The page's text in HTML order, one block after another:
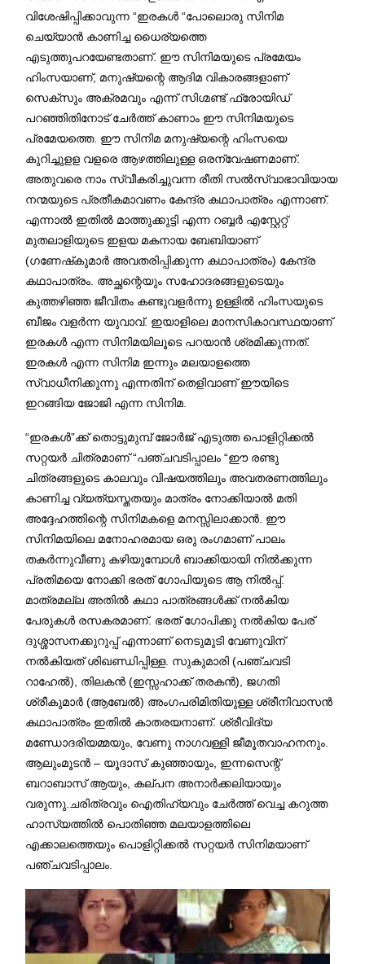
വിശേഷിപ്പിക്കാവുന്ന “ഇരകൾ “പോലൊരു സിനിമ
ചെയ്യാൻ കാണിച്ച ധൈര്യത്തെ
എടുത്തുപറയേണ്ടതാണ്. ഈ സിനിമയുടെ പ്രമേയം
ഹിംസയാണ്, മനുഷ്യന്റെ ആദിമ വികാരങ്ങളാണ്
സെക്സും അക്രമവും എന്ന് സിഗ്മണ്ട് ഫ്രോയിഡ്
പറഞ്ഞിതിനോട് ചേർത്ത് കാണാം ഈ സിനിമയുടെ
പ്രമേയത്തെ. ഈ സിനിമ മനുഷ്യന്റെ ഹിംസയെ
കുറിച്ചുളള വളരെ ആഴത്തിലുള്ള ഒരന്വേഷണമാണ്.
അതുവരെ നാം സ്വീകരിച്ചുവന്ന രീതി സൽസ്വാഭാവിയായ
നന്മയുടെ പ്രതീകമാവണം കേന്ദ്ര കഥാപാത്രം എന്നാണ്.
എന്നാൽ ഇതിൽ മാത്തുക്കുട്ടി എന്ന റബ്ബർ എസ്റ്റേറ്റ്
മുതലാളിയുടെ ഇളയ മകനായ ബേബിയാണ്
(ഗണേഷ്‌കുമാർ അവതരിപ്പിക്കുന്ന കഥാപാത്രം) കേന്ദ്ര
കഥാപാത്രം. അച്ഛന്റെയും സഹോദരങ്ങളുടെയും
കുത്തഴിഞ്ഞ ജീവിതം കണ്ടുവളർന്നു ഉള്ളിൽ ഹിംസയുടെ
ബീജം വളർന്ന യുവാവ്. ഇയാളിലെ മാനസികാവസ്ഥയാണ്
ഇരകൾ എന്ന സിനിമയിലൂടെ പറയാൻ ശ്രമിക്കുന്നത്.
ഇരകൾ എന്ന സിനിമ ഇന്നും മലയാളത്തെ
സ്വാധീനിക്കുന്നു എന്നതിന് തെളിവാണ് ഈയിടെ
ഇറങ്ങിയ ജോജി എന്ന സിനിമ.
“ഇരകൾ”ക്ക് തൊട്ടുമുമ്പ് ജോർജ് എടുത്ത പൊളിറ്റിക്കൽ
സറ്റയർ ചിത്രമാണ് “പഞ്ചവടിപ്പാലം “ഈ രണ്ടു
ചിത്രങ്ങളുടെ കാലവും വിഷയത്തിലും അവതരണത്തിലും
കാണിച്ച വ്യത്യസ്തതയും മാത്രം നോക്കിയാൽ മതി
അദ്ദേഹത്തിന്റെ സിനിമകളെ മനസ്സിലാക്കാൻ. ഈ
സിനിമയിലെ മനോഹരമായ ഒരു രംഗമാണ് പാലം
തകർന്നുവീണു കഴിയുമ്പോൾ ബാക്കിയായി നിൽക്കുന്ന
പ്രതിമയെ നോക്കി ഭരത് ഗോപിയുടെ ആ നിൽപ്പ്.
മാത്രമല്ല അതിൽ കഥാ പാത്രങ്ങൾക്ക് നൽകിയ
പേരുകൾ രസകരമാണ്. ഭരത് ഗോപിക്കു നൽകിയ പേര്
ദുശ്ശാസനക്കുറുപ്പ് എന്നാണ് നെടുമുടി വേണുവിന്
നൽകിയത് ശിഖണ്ഡിപ്പിള്ള. സുകുമാരി (പഞ്ചവടി
റാഹേൽ), തിലകൻ (ഇസ്സഹാക്ക് തരകൻ), ജഗതി
ശ്രീകുമാർ (ആബേൽ) അംഗപരിമിതിയുള്ള ശ്രീനിവാസൻ
കഥാപാത്രം ഇതിൽ കാതരയനാണ്. ശ്രീവിദ്യ
മണ്ഡോദരിയമ്മയും, വേണു നാഗവള്ളി ജീമൂതവാഹനനും.
ആലുംമൂടൻ – യൂദാസ് കുഞ്ഞായും, ഇന്നസെന്റ്
ബറാബാസ് ആയും, കല്പന അനാർക്കലിയായും
വരുന്നു.ചരിത്രവും ഐതിഹ്യവും ചേർത്ത് വെച്ച കറുത്ത
ഹാസ്യത്തിൽ പൊതിഞ്ഞ മലയാളത്തിലെ
എക്കാലത്തെയും പൊളിറ്റിക്കൽ സറ്റയർ സിനിമയാണ്
പഞ്ചവടിപ്പാലം.